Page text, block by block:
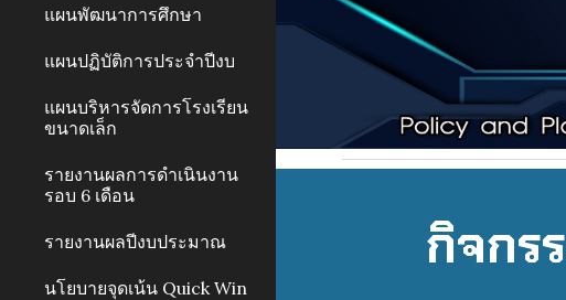
แผนพัฒนาการศึกษา
แผนปฏิบัติการประจำปีงบ
แผนบริหารจัดการโรงเรียน
ขนาดเล็ก
รายงานผลการดำเนินงาน
รอบ 6 เดือน
รายงานผลปีงบประมาณ
นโยบายจุดเน้น Quick Win
กิจกร